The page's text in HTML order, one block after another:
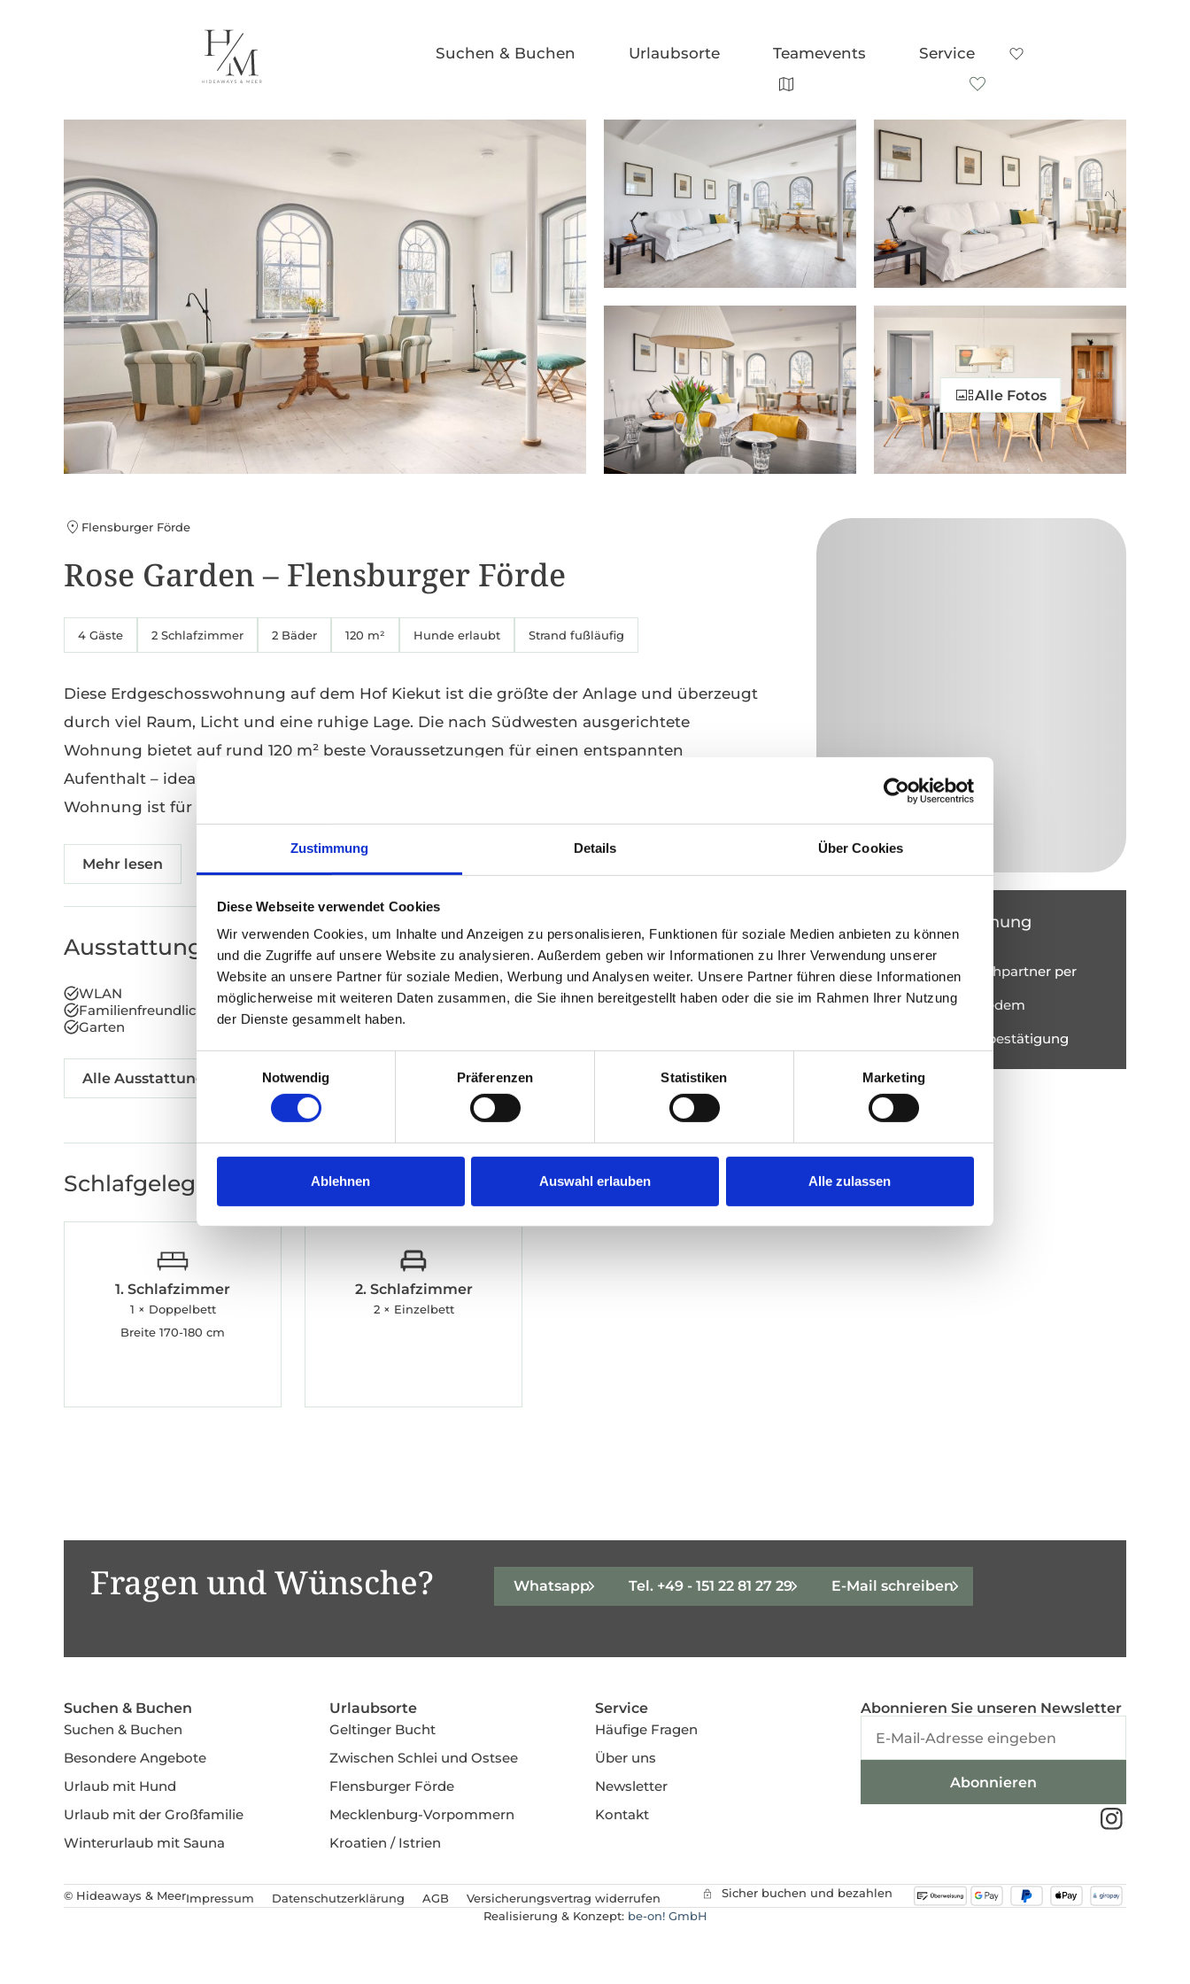
Zustimmung Details Über Cookies
Diese Webseite verwendet Cookies
Wir verwenden Cookies, um Inhalte und Anzeigen zu personalisieren, Funktionen für soziale Medien anbieten zu können
und die Zugriffe auf unsere Website zu analysieren. Außerdem geben wir Informationen zu Ihrer Verwendung unserer
Website an unsere Partner für soziale Medien, Werbung und Analysen weiter. Unsere Partner führen diese Informationen
möglicherweise mit weiteren Daten zusammen, die Sie ihnen bereitgestellt haben oder die sie im Rahmen Ihrer Nutzung
der Dienste gesammelt haben.
Einwilligungsauswahl
Notwendig
Präferenzen Statistiken Marketing
Ablehnen Auswahl erlauben Alle zulassen
Suchen & Buchen Urlaubsorte Teamevents Service
Alle Fotos
Flensburger Förde
Rose Garden – Flensburger Förde
4 Gäste 2 Schlafzimmer 2 Bäder 120 m² Hunde erlaubt Strand fußläufig
Diese Erdgeschosswohnung auf dem Hof Kiekut ist die größte der Anlage und überzeugt
durch viel Raum, Licht und eine ruhige Lage. Die nach Südwesten ausgerichtete
Wohnung bietet auf rund 120 m² beste Voraussetzungen für einen entspannten
Aufenthalt – ideal für Familien, Paare mit Besuch oder kleine Freundesgruppen. Die
Wohnung ist für bis zu vier Personen...
Mehr lesen
Ausstattung
WLAN
Strand fußläufig
Familienfreundlich
Garten
Alle Ausstattungsmerkmale anzeigen
Schlafgelegenheiten
1. Schlafzimmer
1 × Doppelbett
Breite 170-180 cm
2. Schlafzimmer
2 × Einzelbett
Vorteile dieser Buchung
Bestpreisgarantie
Persönliche Ansprechpartner per
Mail und Telefon
Flexible Anreise an jedem
Sofortige Buchungsbestätigung
Fragen und Wünsche? Whatsapp Tel. +49 - 151 22 81 27 29 E-Mail schreiben
Suchen & Buchen
Suchen & Buchen
Besondere Angebote
Urlaub mit Hund
Urlaub mit der Großfamilie
Winterurlaub mit Sauna
Urlaubsorte
Geltinger Bucht
Zwischen Schlei und Ostsee
Flensburger Förde
Mecklenburg-Vorpommern
Kroatien / Istrien
Service
Häufige Fragen
Über uns
Newsletter
Kontakt
Abonnieren Sie unseren Newsletter
© Hideaways & MeerImpressum Datenschutzerklärung AGB Versicherungsvertrag widerrufen
Sicher buchen und bezahlen
Realisierung & Konzept: be-on! GmbH